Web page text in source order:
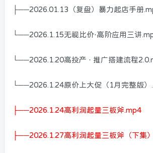
├──2026.01.13（复盘）暴力起店手册
└──2026.1.15无视比价·高阶应用三讲
└──2026.1.20高投产 · 推广搭建流程
└──2026.1.24原价上大促（1月完整版）
├──2026.1.24高利润起量三板斧.mp4
├──2026.1.27高利润起量三板斧（下集